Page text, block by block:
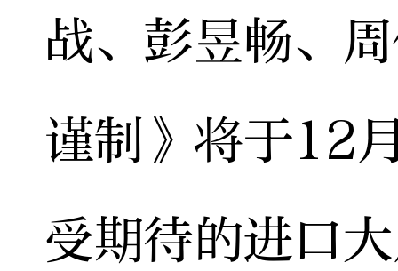
战、彭昱畅、
谨制》将于12
受期待的进口